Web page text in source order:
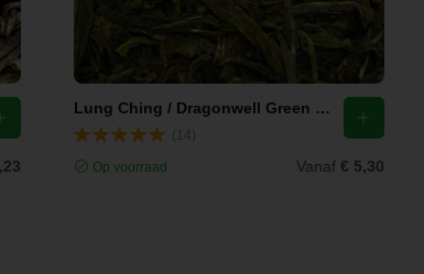
Lung Ching / Dragonwell Green Tea
Op voorraad Vanaf € 5,30